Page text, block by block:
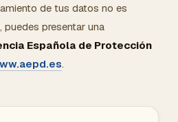
de tus datos no es
puedes presentar una
Española de Protección
.